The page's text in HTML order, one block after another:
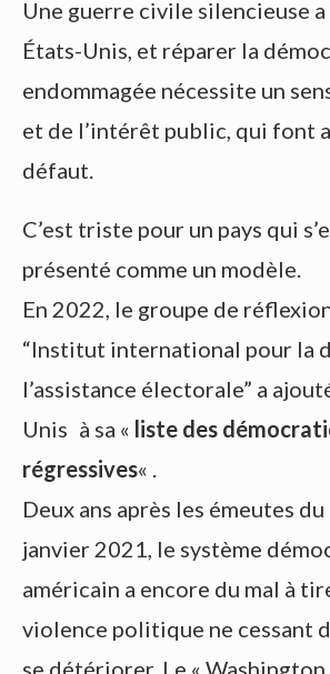
Une guerre civile silencieuse
États-Unis, et réparer la
endommagée nécessite un
et de l’intérêt public, qui font
défaut.
C’est triste pour un pays qui
présenté comme un modèle.
En 2022, le groupe de
“Institut international pour la
l’assistance électorale” a
Unis à sa « liste des
régressives« .
Deux ans après les émeutes
janvier 2021, le système
américain a encore du mal à
violence politique ne cessant
se détériorer. Le «